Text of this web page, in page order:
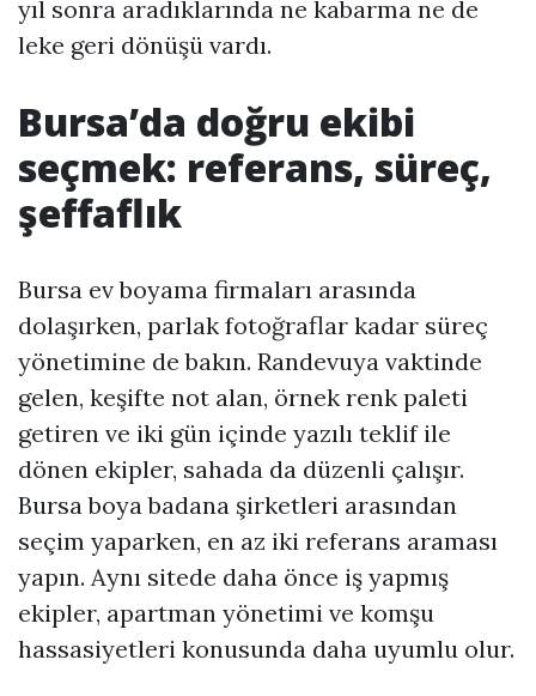
yıl sonra aradıklarında ne kabarma ne de
leke geri dönüşü vardı.
Bursa’da doğru ekibi
seçmek: referans, süreç,
şeffaflık
Bursa ev boyama firmaları arasında
dolaşırken, parlak fotoğraflar kadar süreç
yönetimine de bakın. Randevuya vaktinde
gelen, keşifte not alan, örnek renk paleti
getiren ve iki gün içinde yazılı teklif ile
dönen ekipler, sahada da düzenli çalışır.
Bursa boya badana şirketleri arasından
seçim yaparken, en az iki referans araması
yapın. Aynı sitede daha önce iş yapmış
ekipler, apartman yönetimi ve komşu
hassasiyetleri konusunda daha uyumlu olur.